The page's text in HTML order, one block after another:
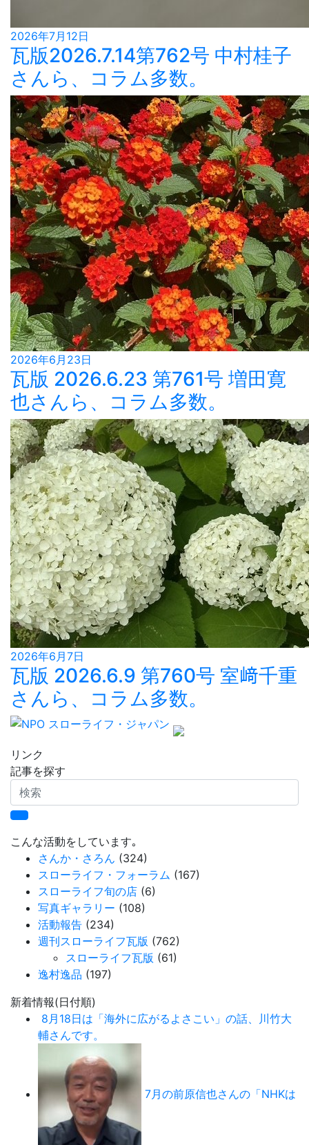
2026年7月12日
瓦版2026.7.14第762号 中村桂子
さんら、コラム多数。
2026年6月23日
瓦版 2026.6.23 第761号 増田寛
也さんら、コラム多数。
2026年6月7日
瓦版 2026.6.9 第760号 室﨑千重
さんら、コラム多数。
リンク
記事を探す
検
索
こんな活動をしています｡
さんか・さろん (324)
スローライフ・フォーラム (167)
スローライフ旬の店 (6)
写真ギャラリー (108)
活動報告 (234)
週刊スローライフ瓦版 (762)
スローライフ瓦版 (61)
逸村逸品 (197)
新着情報(日付順)
8月18日は「海外に広がるよさこい」の話、川竹大
輔さんです。
7月の前原信也さんの「NHKは